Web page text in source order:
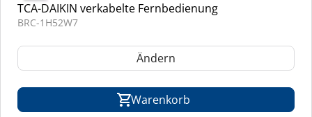
TCA-DAIKIN verkabelte Fernbedienung
BRC-1H52W7
Ändern
Warenkorb